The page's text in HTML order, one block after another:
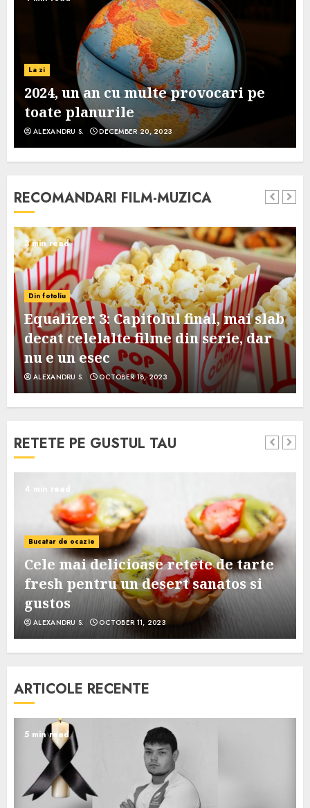
La zi
2024, un an cu multe provocari pe
toate planurile
ALEXANDRU S. DECEMBER 20, 2023
RECOMANDARI FILM-MUZICA
3 min read
Din fotoliu
Equalizer 3: Capitolul final, mai slab
decat celelalte filme din serie, dar
nu e un esec
ALEXANDRU S. OCTOBER 18, 2023
RETETE PE GUSTUL TAU
4 min read
Bucatar de ocazie
Cele mai delicioase retete de tarte
fresh pentru un desert sanatos si
gustos
ALEXANDRU S. OCTOBER 11, 2023
ARTICOLE RECENTE
5 min read